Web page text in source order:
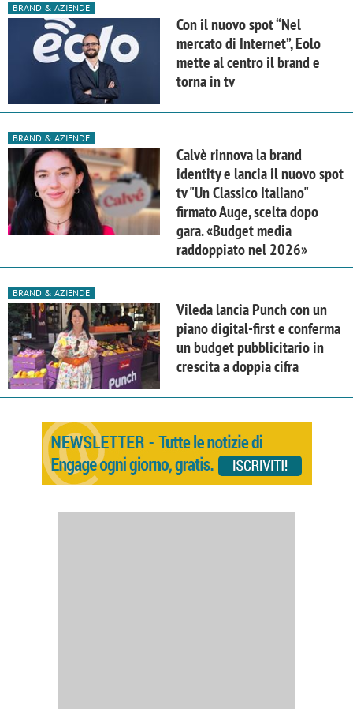
BRAND & AZIENDE
Con il nuovo spot “Nel
mercato di Internet”, Eolo
mette al centro il brand e
torna in tv
BRAND & AZIENDE
Calvè rinnova la brand
identity e lancia il nuovo spot
tv "Un Classico Italiano"
firmato Auge, scelta dopo
gara. «Budget media
raddoppiato nel 2026»
BRAND & AZIENDE
Vileda lancia Punch con un
piano digital-first e conferma
un budget pubblicitario in
crescita a doppia cifra